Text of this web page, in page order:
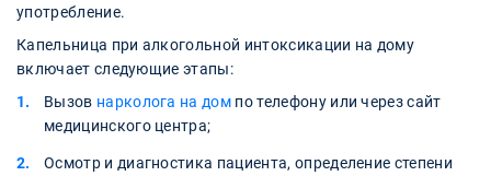
употребление.
Капельница при алкогольной интоксикации на дому
включает следующие этапы:
Вызов нарколога на дом по телефону или через сайт
медицинского центра;
Осмотр и диагностика пациента, определение степени